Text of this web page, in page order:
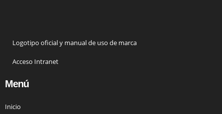
Logotipo oficial y manual de uso de marca
Acceso Intranet
Menú
Inicio